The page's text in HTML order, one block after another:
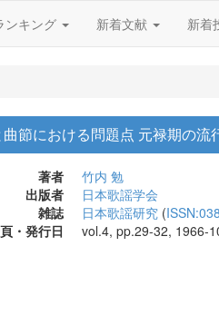
ンキング 新着文献 新着
節における問題点 元禄期の流
著者
竹内 勉
出版者
日本歌謡学会
雑誌
日本歌謡研究 (
・発行日
vol.4, pp.29-32, 1966-